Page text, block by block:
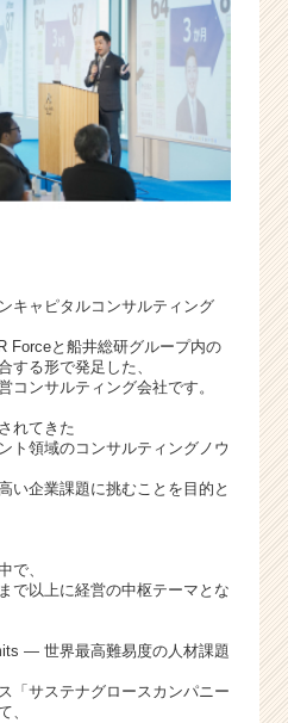
キャピタルコンサルティング
Forceと船井総研グループ内の
する形で発足した、
コンサルティング会社です。
れてきた
ト領域のコンサルティングノウ
い企業課題に挑むことを目的と
で、
で以上に経営の中枢テーマとな
― 世界最高難易度の人材課題
「サステナグロースカンパニー
、